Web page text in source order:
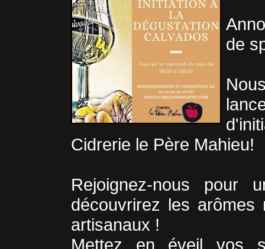
de
Cidrerie le Père Mahieu!
Rejoignez-nous pour
découvrirez les
artisanaux !
Mettez en éveil vos